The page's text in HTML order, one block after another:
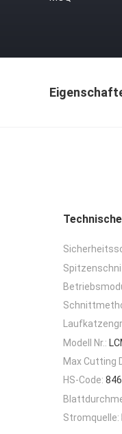
Modell Nr.:
Max Cutting
HS-Code:
Stromquelle: